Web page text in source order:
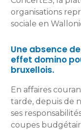
organisations
sociale en
Une absence
effet domino
bruxellois.
En affaires
tarde, depuis de
ses
coupes